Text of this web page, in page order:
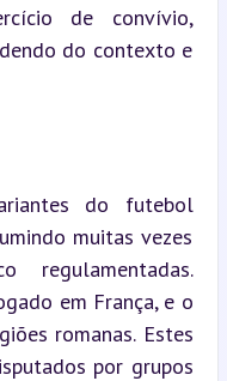
de convívio,
do contexto e
do futebol
muitas vezes
regulamentadas.
em França, e o
romanas. Estes
por grupos